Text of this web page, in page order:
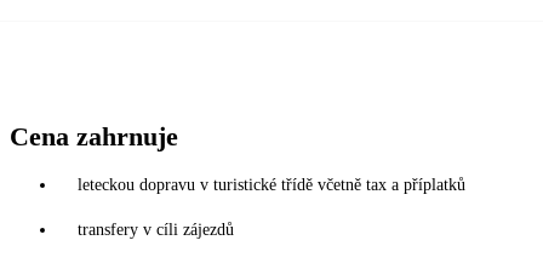
Cena zahrnuje
leteckou dopravu v turistické třídě včetně tax a příplatků
transfery v cíli zájezdů